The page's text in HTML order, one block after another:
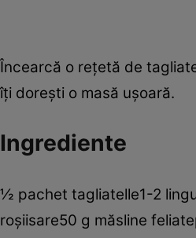
Încearcă o reţetă de
îţi doreşti o masă uşoară.
Ingrediente
½ pachet tagliatelle1-2
roşiisare50 g măsline